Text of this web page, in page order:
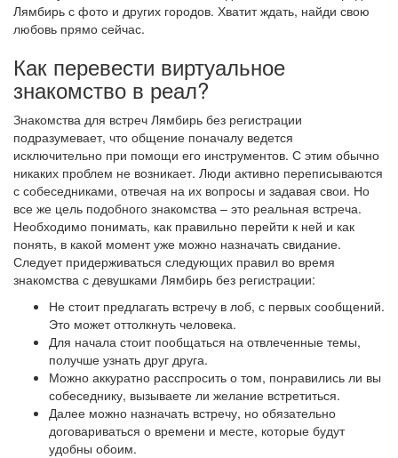
Лямбирь с фото и других городов. Хватит ждать, найди свою
любовь прямо сейчас.
Как перевести виртуальное
знакомство в реал?
Знакомства для встреч Лямбирь без регистрации
подразумевает, что общение поначалу ведется
исключительно при помощи его инструментов. С этим обычно
никаких проблем не возникает. Люди активно переписываются
с собеседниками, отвечая на их вопросы и задавая свои. Но
все же цель подобного знакомства – это реальная встреча.
Необходимо понимать, как правильно перейти к ней и как
понять, в какой момент уже можно назначать свидание.
Следует придерживаться следующих правил во время
знакомства с девушками Лямбирь без регистрации:
Не стоит предлагать встречу в лоб, с первых сообщений.
Это может оттолкнуть человека.
Для начала стоит пообщаться на отвлеченные темы,
получше узнать друг друга.
Можно аккуратно расспросить о том, понравились ли вы
собеседнику, вызываете ли желание встретиться.
Далее можно назначать встречу, но обязательно
договариваться о времени и месте, которые будут
удобны обоим.